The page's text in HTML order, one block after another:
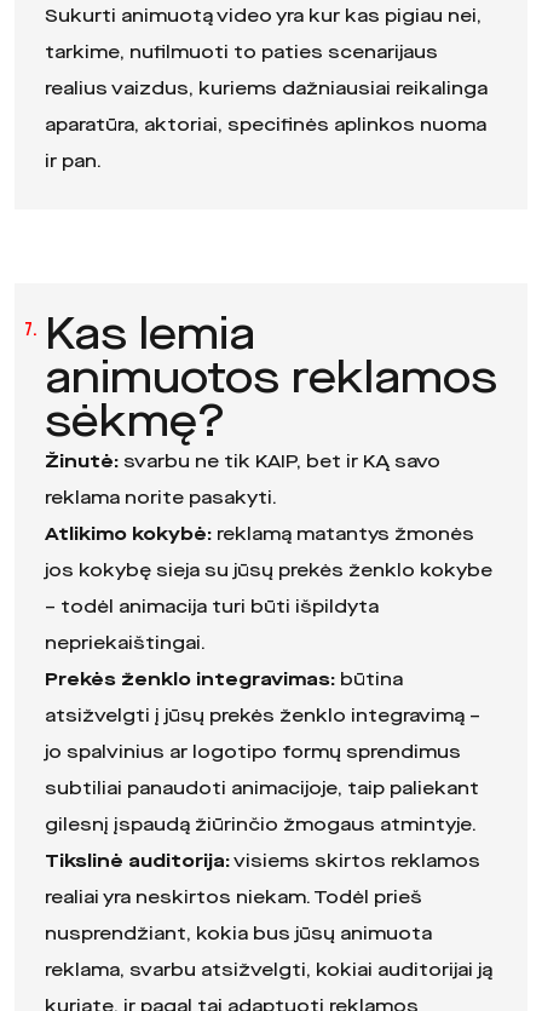
Sukurti animuotą video yra kur kas pigiau nei,
tarkime, nufilmuoti to paties scenarijaus
realius vaizdus, kuriems dažniausiai reikalinga
aparatūra, aktoriai, specifinės aplinkos nuoma
ir pan.
7. Kas lemia
animuotos reklamos
sėkmę?
Žinutė:svarbu ne tik KAIP, bet ir KĄ savo
reklama norite pasakyti.
Atlikimo kokybė:reklamą matantys žmonės
jos kokybę sieja su jūsų prekės ženklo kokybe
– todėl animacija turi būti išpildyta
nepriekaištingai.
Prekės ženklo integravimas:būtina
atsižvelgti į jūsų prekės ženklo integravimą –
jo spalvinius ar logotipo formų sprendimus
subtiliai panaudoti animacijoje, taip paliekant
gilesnį įspaudą žiūrinčio žmogaus atmintyje.
Tikslinė auditorija:visiems skirtos reklamos
realiai yra neskirtos niekam. Todėl prieš
nusprendžiant, kokia bus jūsų animuota
reklama, svarbu atsižvelgti, kokiai auditorijai ją
kuriate, ir pagal tai adaptuoti reklamos